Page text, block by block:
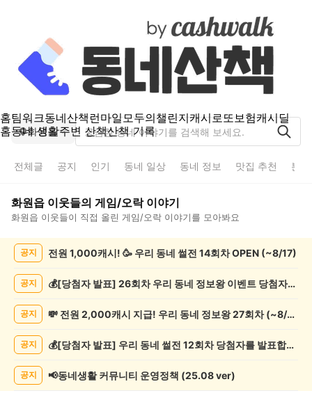
홈팀워크동네산책런마일모두의챌린지캐시로또보험캐시딜
홈동네 생활주변 산책산책 기록
화원읍
전체글 공지 인기 동네 일상 동네 정보 맛집 추천 분
화원읍 이웃들의 게임/오락이야기
화원읍 이웃들이 직접 올린 게임/오락 이야기를 모아봐요
록
공지 전원 1,000캐시! 🥳 우리 동네 썰전 14회차 OPEN (~8/17)
공지 💰[당첨자 발표] 26회차 우리 동네 정보왕 이벤트 당첨자를 발표합니다!
공지 💸 전원 2,000캐시 지급! 우리 동네 정보왕 27회차 (~8/10)
공지 💰[당첨자 발표] 우리 동네 썰전 12회차 당첨자를 발표합니다!
공지 📢동네생활 커뮤니티 운영정책 (25.08 ver)